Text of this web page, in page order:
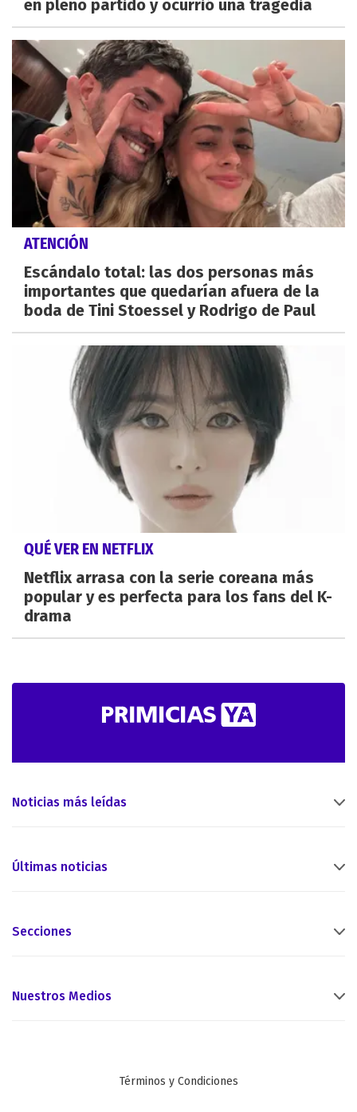
en pleno partido y ocurrió una tragedia
ATENCIÓN
Escándalo total: las dos personas más
importantes que quedarían afuera de la
boda de Tini Stoessel y Rodrigo de Paul
QUÉ VER EN NETFLIX
Netflix arrasa con la serie coreana más
popular y es perfecta para los fans del K-
drama
Noticias más leídas
Últimas noticias
Secciones
Nuestros Medios
Términos y Condiciones